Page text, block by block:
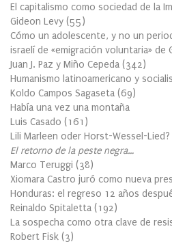
El capitalismo como sociedad de la
Gideon Levy (55)
Cómo un adolescente, y no un
israelí de «emigración voluntaria» de
Juan J. Paz y Miño Cepeda (342)
Humanismo latinoamericano y
Koldo Campos Sagaseta (69)
Había una vez una montaña
Luis Casado (161 )
Lili Marleen oder Horst-Wessel-Lied?
El retorno de la peste negra…
Marco Teruggi (38)
Xiomara Castro juró como nueva
Honduras: el regreso 12 años
Reinaldo Spitaletta (192)
La sospecha como otra clave de
Robert Fisk (3)